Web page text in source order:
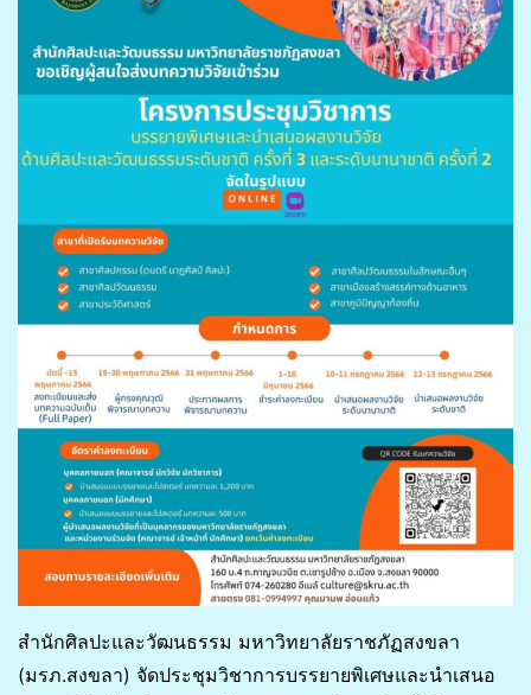
สำนักศิลปะและวัฒนธรรม มหาวิทยาลัยราชภัฏสงขลา
(มรภ.สงขลา) จัดประชุมวิชาการบรรยายพิเศษและนำเสนอ